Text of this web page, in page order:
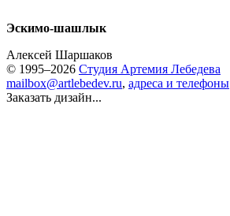
Эскимо-шашлык
Алексей Шаршаков
© 1995–2026 Студия Артемия Лебедева
mailbox@artlebedev.ru, адреса и телефоны
Заказать дизайн...